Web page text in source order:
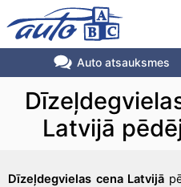
Auto atsauksmes
Latvijā
Dīzeļdegvielas cena Latvijā